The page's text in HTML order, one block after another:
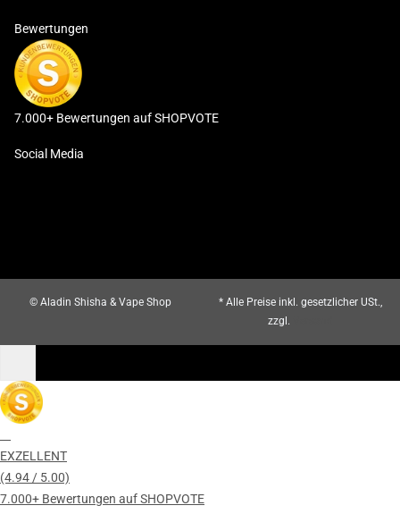
Bewertungen
7.000+ Bewertungen auf SHOPVOTE
Social Media
© Aladin Shisha & Vape Shop
* Alle Preise inkl. gesetzlicher USt.,
zzgl.
EXZELLENT
(4.94 / 5.00)
7.000+ Bewertungen auf SHOPVOTE